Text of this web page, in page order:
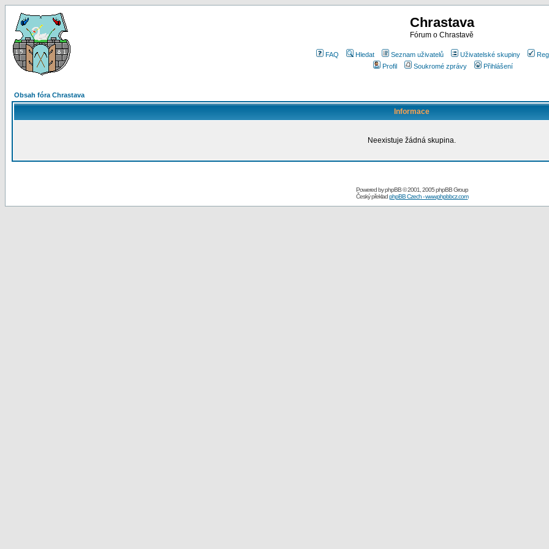
Chrastava
Fórum o Chrastavě
FAQ Hledat Seznam uživatelů Uživatelské skupiny
Profil
Soukromé zprávy Přihlášení
Obsah fóra Chrastava
Informace
Neexistuje žádná skupina.
Powered byphpBB© 2001, 2005 phpBB Group
Český překladphpBB Czech - www.phpbbcz.com